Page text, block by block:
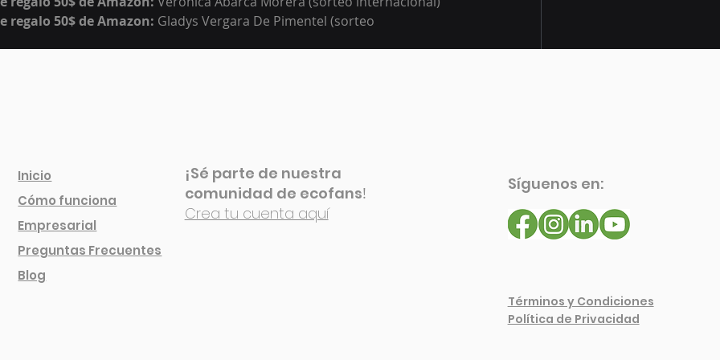
regalo 50$ de Amazon: Gladys Vergara De Pimentel (sorteo
Inicio
Cómo funciona
Empresarial
Preguntas Frecuentes
Blog
¡Sé parte de nuestra
comunidad de ecofans!
Crea tu cuenta aquí
Síguenos en:
Términos y Condiciones
Política de Privacidad